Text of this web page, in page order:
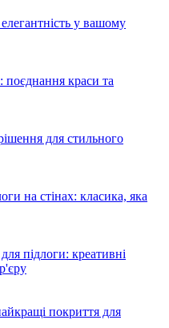
у вашому
поєднання краси та
для стильного
на стінах: класика, яка
підлоги: креативні
покриття для